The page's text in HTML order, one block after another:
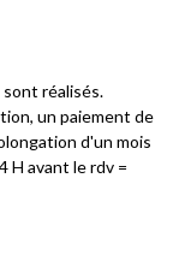
sont réalisés.
un paiement de
d'un mois
H avant le rdv =